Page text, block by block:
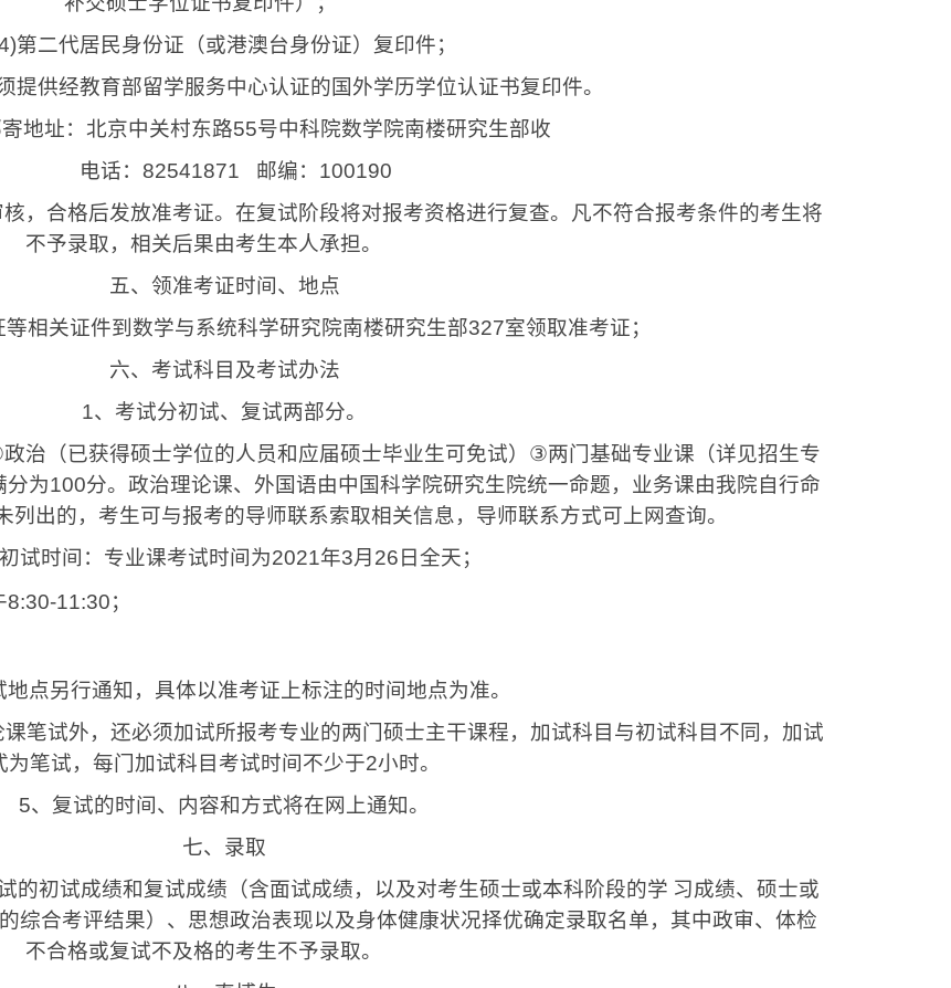
第二代居民身份证（或港澳台身份证）复印件；
提供经教育部留学服务中心认证的国外学历学位认证书复印件。
址：北京中关村东路55号中科院数学院南楼研究生部收
电话： 82541871 邮编： 100190
，合格后发放准考证。在复试阶段将对报考资格进行复查。凡不符合报考条件的考生将
不予录取，相关后果由考生本人承担。
五、领准考证时间、地点
关证件到数学与系统科学研究院南楼研究生部327室领取准考证；
六、考试科目及考试办法
1、考试分初试、复试两部分。
政治（已获得硕士学位的人员和应届硕士毕业生可免试） ③两门基础专业课（详见招生专
分为100分。政治理论课、外国语由中国科学院研究生院统一命题，业务课由我院自行命
出的，考生可与报考的导师联系索取相关信息，导师联系方式可上网查询。
试时间：专业课考试时间为2021年3月 26 日全天；
8:30-11:30；
地点另行通知，具体以准考证上标注的时间地点为准。
笔试外，还必须加试所报考专业的两门硕士主干课程，加试科目与初试科目不同，加试
为笔试，每门加试科目考试时间不少于2小时。
5、复试的时间、内容和方式将在网上通知。
七、录取
初试成绩和复试成绩（含面试成绩，以及对考生硕士或本科阶段的学 习成绩、硕士或
综合考评结果）、思想政治表现以及身体健康状况择优确定录取名单，其中政审、体检
不合格或复试不及格的考生不予录取。